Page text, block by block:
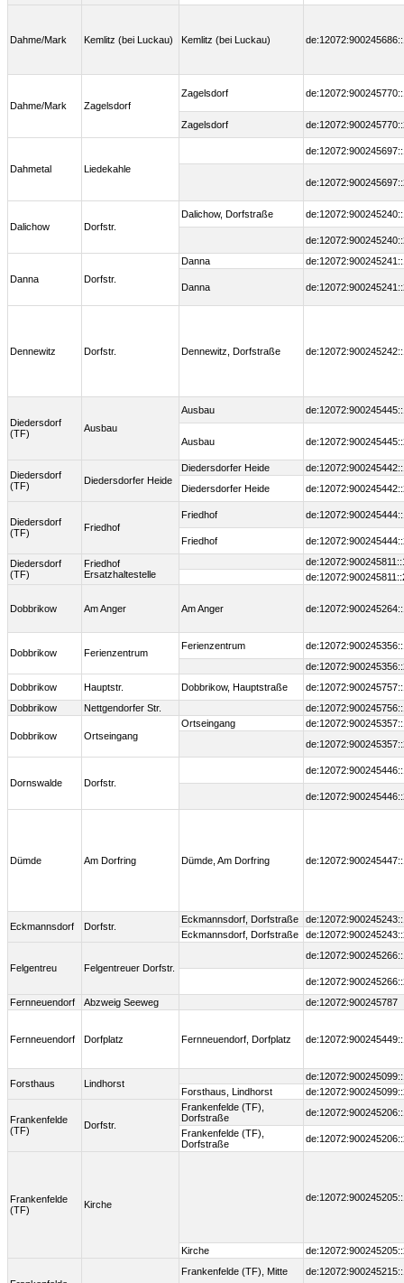
Dahme/Mark Kemlitz (bei Luckau) Kemlitz (bei Luckau)
Dahme/Mark Zagelsdorf
Zagelsdorf
Zagelsdorf
Dahmetal Liedekahle
Dalichow Dorfstr.
Dalichow, Dorfstraße
Danna Dorfstr.
Danna
Danna
Dennewitz Dorfstr. Dennewitz, Dorfstraße
Diedersdorf
(TF)
Ausbau
Ausbau
Ausbau
Diedersdorf
(TF)
Diedersdorfer Heide
Diedersdorfer Heide
Diedersdorfer Heide
Diedersdorf
(TF)
Friedhof
Friedhof
Friedhof
Diedersdorf
(TF)
Friedhof
Ersatzhaltestelle
Dobbrikow Am Anger Am Anger
Dobbrikow Ferienzentrum
Ferienzentrum
Dobbrikow
Hauptstr. Dobbrikow, Hauptstraße
Dobbrikow
Nettgendorfer Str.
Dobbrikow Ortseingang
Ortseingang
Dornswalde Dorfstr.
Dümde Am Dorfring Dümde, Am Dorfring
Eckmannsdorf Dorfstr.
Eckmannsdorf, Dorfstraße
Eckmannsdorf, Dorfstraße
Felgentreu Felgentreuer Dorfstr.
Fernneuendorf
Abzweig Seeweg de:12072:900245787
Fernneuendorf Dorfplatz Fernneuendorf, Dorfplatz
Forsthaus Lindhorst
Forsthaus, Lindhorst
Frankenfelde
(TF)
Dorfstr.
Frankenfelde (TF),
Dorfstraße
Frankenfelde (TF),
Dorfstraße
Frankenfelde
(TF)
Kirche
Kirche
Frankenfelde (TF), Mitte